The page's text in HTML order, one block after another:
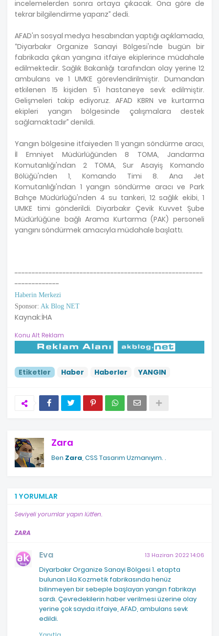
incelemelerden sonra ortaya çıkacak. Ona göre de
tekrar bilgilendirme yaparız” dedi.
AFAD'ın sosyal medya hesabından yaptığı açıklamada,
“Diyarbakır Organize Sanayi Bölgesi'nde bugün bir
fabrikada çıkan yangına itfaiye ekiplerince müdahale
edilmektedir. Sağlık Bakanlığı tarafından olay yerine 12
ambulans ve 1 UMKE görevlendirilmiştir. Dumandan
etkilenen 15 kişiden 5'i hastaneye sevk edilmiştir.
Gelişmeleri takip ediyoruz. AFAD KBRN ve kurtarma
ekipleri yangın bölgesinde çalışmalara destek
sağlamaktadır” denildi.
Yangın bölgesine itfaiyeden 11 yangın söndürme aracı,
İl Emniyet Müdürlüğünden 8 TOMA, Jandarma
Komutanlığı'ndan 2 TOMA, Sur Asayiş Komando
Bölüğü'nden 1, Komando Timi 8. Ana Jet
Komutanlığı'ndan 1 yangın söndürme aracı ve Park
Bahçe Müdürlüğü'nden 4 su tankeri, 12 sağlık ekibi, 1
UMKE timi gönderildi. Diyarbakır Çevik Kuvvet Şube
Müdürlüğüne bağlı Arama Kurtarma (PAK) personeli
yangını söndürmek amacıyla müdahale başlattı.
-------------------------------------------------------
-------------
Haberin Merkezi
Sponsor: Ak Blog NET
Kaynak:İHA
Konu Alt Reklam
Etiketler Haber Haberler YANGIN
Zara
Ben Zara , CSS Tasarım Uzmanıyım. .
1 YORUMLAR
Seviyeli yorumlar yapın lütfen.
ZARA
Eva 13 Haziran 2022 14:06
Diyarbakır Organize Sanayi Bölgesi 1. etapta
bulunan Lila Kozmetik fabrikasında henüz
bilinmeyen bir sebeple başlayan yangın fabrikayı
sardı. Çevredekilerin haber verilmesi üzerine olay
yerine çok sayıda itfaiye, AFAD, ambulans sevk
edildi.